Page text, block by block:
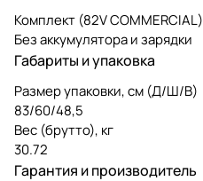
Комплект (82V COMMERCIAL)
Без аккумулятора и зарядки
Габариты и упаковка
Размер упаковки, см (Д/Ш/В)
83/60/48,5
Вес (брутто), кг
30.72
Гарантия и производитель